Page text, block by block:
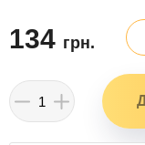
134 грн.